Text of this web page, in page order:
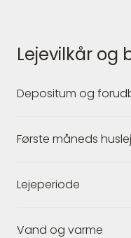
Lejevilkår og
Depositum og
Første måneds
Lejeperiode
Vand og varme